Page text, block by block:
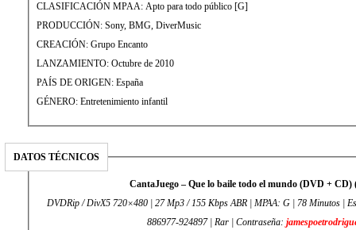
CLASIFICACIÓN MPAA: Apto para todo público [G]
PRODUCCIÓN: Sony, BMG, DiverMusic
CREACIÓN: Grupo Encanto
LANZAMIENTO: Octubre de 2010
PAÍS DE ORIGEN: España
GÉNERO: Entretenimiento infantil
DATOS TÉCNICOS
CantaJuego – Que lo baile todo el mundo (DVD + CD)
DVDRip / DivX5 720×480 | 27 Mp3 / 155 Kbps ABR | MPAA: G | 78 Minutos |
886977-924897 | Rar | Contraseña: